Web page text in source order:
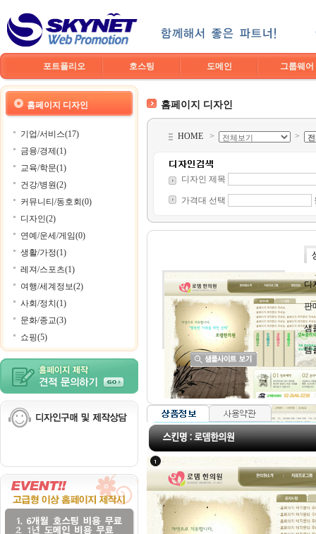
포트폴리오 호스팅 도메인 그룹웨어
홈페이지 디자인
기업/서비스(17)
금융/경제(1)
교육/학문(1)
건강/병원(2)
커뮤니티/동호회(0)
디자인(2)
연예/운세/게임(0)
생활/가정(1)
레져/스포츠(1)
여행/세계정보(2)
사회/정치(1)
문화/종교(3)
쇼핑(5)
HSBC
예금주:
홈페이지 디자인
HOME > >
디자인 제목
가격대 선택
디
판
샘
템